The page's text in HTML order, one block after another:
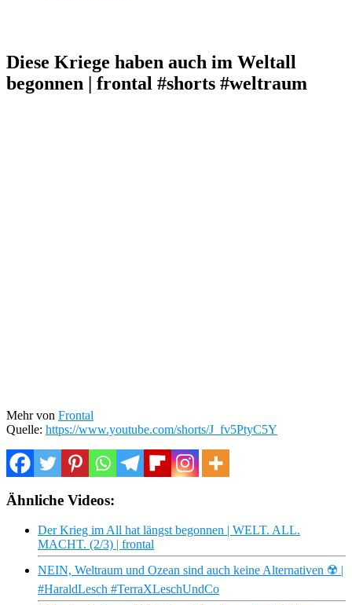
Diese Kriege haben auch im Weltall
begonnen | frontal #shorts #weltraum
Mehr von Frontal
Quelle: https://www.youtube.com/shorts/J_fv5PtyC5Y
Ähnliche Videos:
Der Krieg im All hat längst begonnen | WELT. ALL.
MACHT. (2/3) | frontal
NEIN, Weltraum und Ozean sind auch keine Alternativen ☢️ |
#HaraldLesch #TerraXLeschUndCo